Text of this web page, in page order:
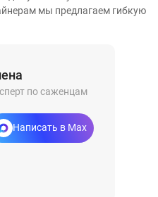
мы предлагаем гибкую
по саженцам
Написать в Max